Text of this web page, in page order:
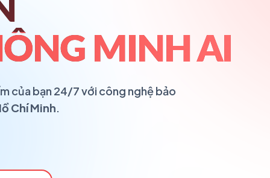
MINH AI
của bạn 24/7 với công nghệ bảo
Chí Minh.